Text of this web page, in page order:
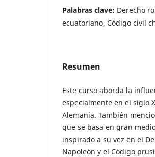
Palabras clave: Derecho
ecuatoriano, Código civil
Resumen
Este curso aborda la
especialmente en el siglo
Alemania. También
que se basa en gran
inspirado a su vez en el
Napoleón y el Código